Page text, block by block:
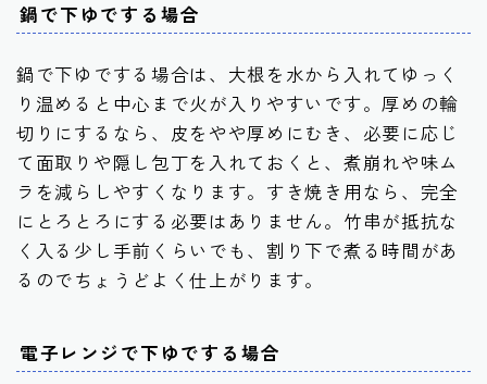
鍋で下ゆでする場合
鍋で下ゆでする場合は、大根を水から入れてゆっく
り温めると中心まで火が入りやすいです。厚めの輪
切りにするなら、皮をやや厚めにむき、必要に応じ
て面取りや隠し包丁を入れておくと、煮崩れや味ム
ラを減らしやすくなります。すき焼き用なら、完全
にとろとろにする必要はありません。竹串が抵抗な
く入る少し手前くらいでも、割り下で煮る時間があ
るのでちょうどよく仕上がります。
電子レンジで下ゆでする場合